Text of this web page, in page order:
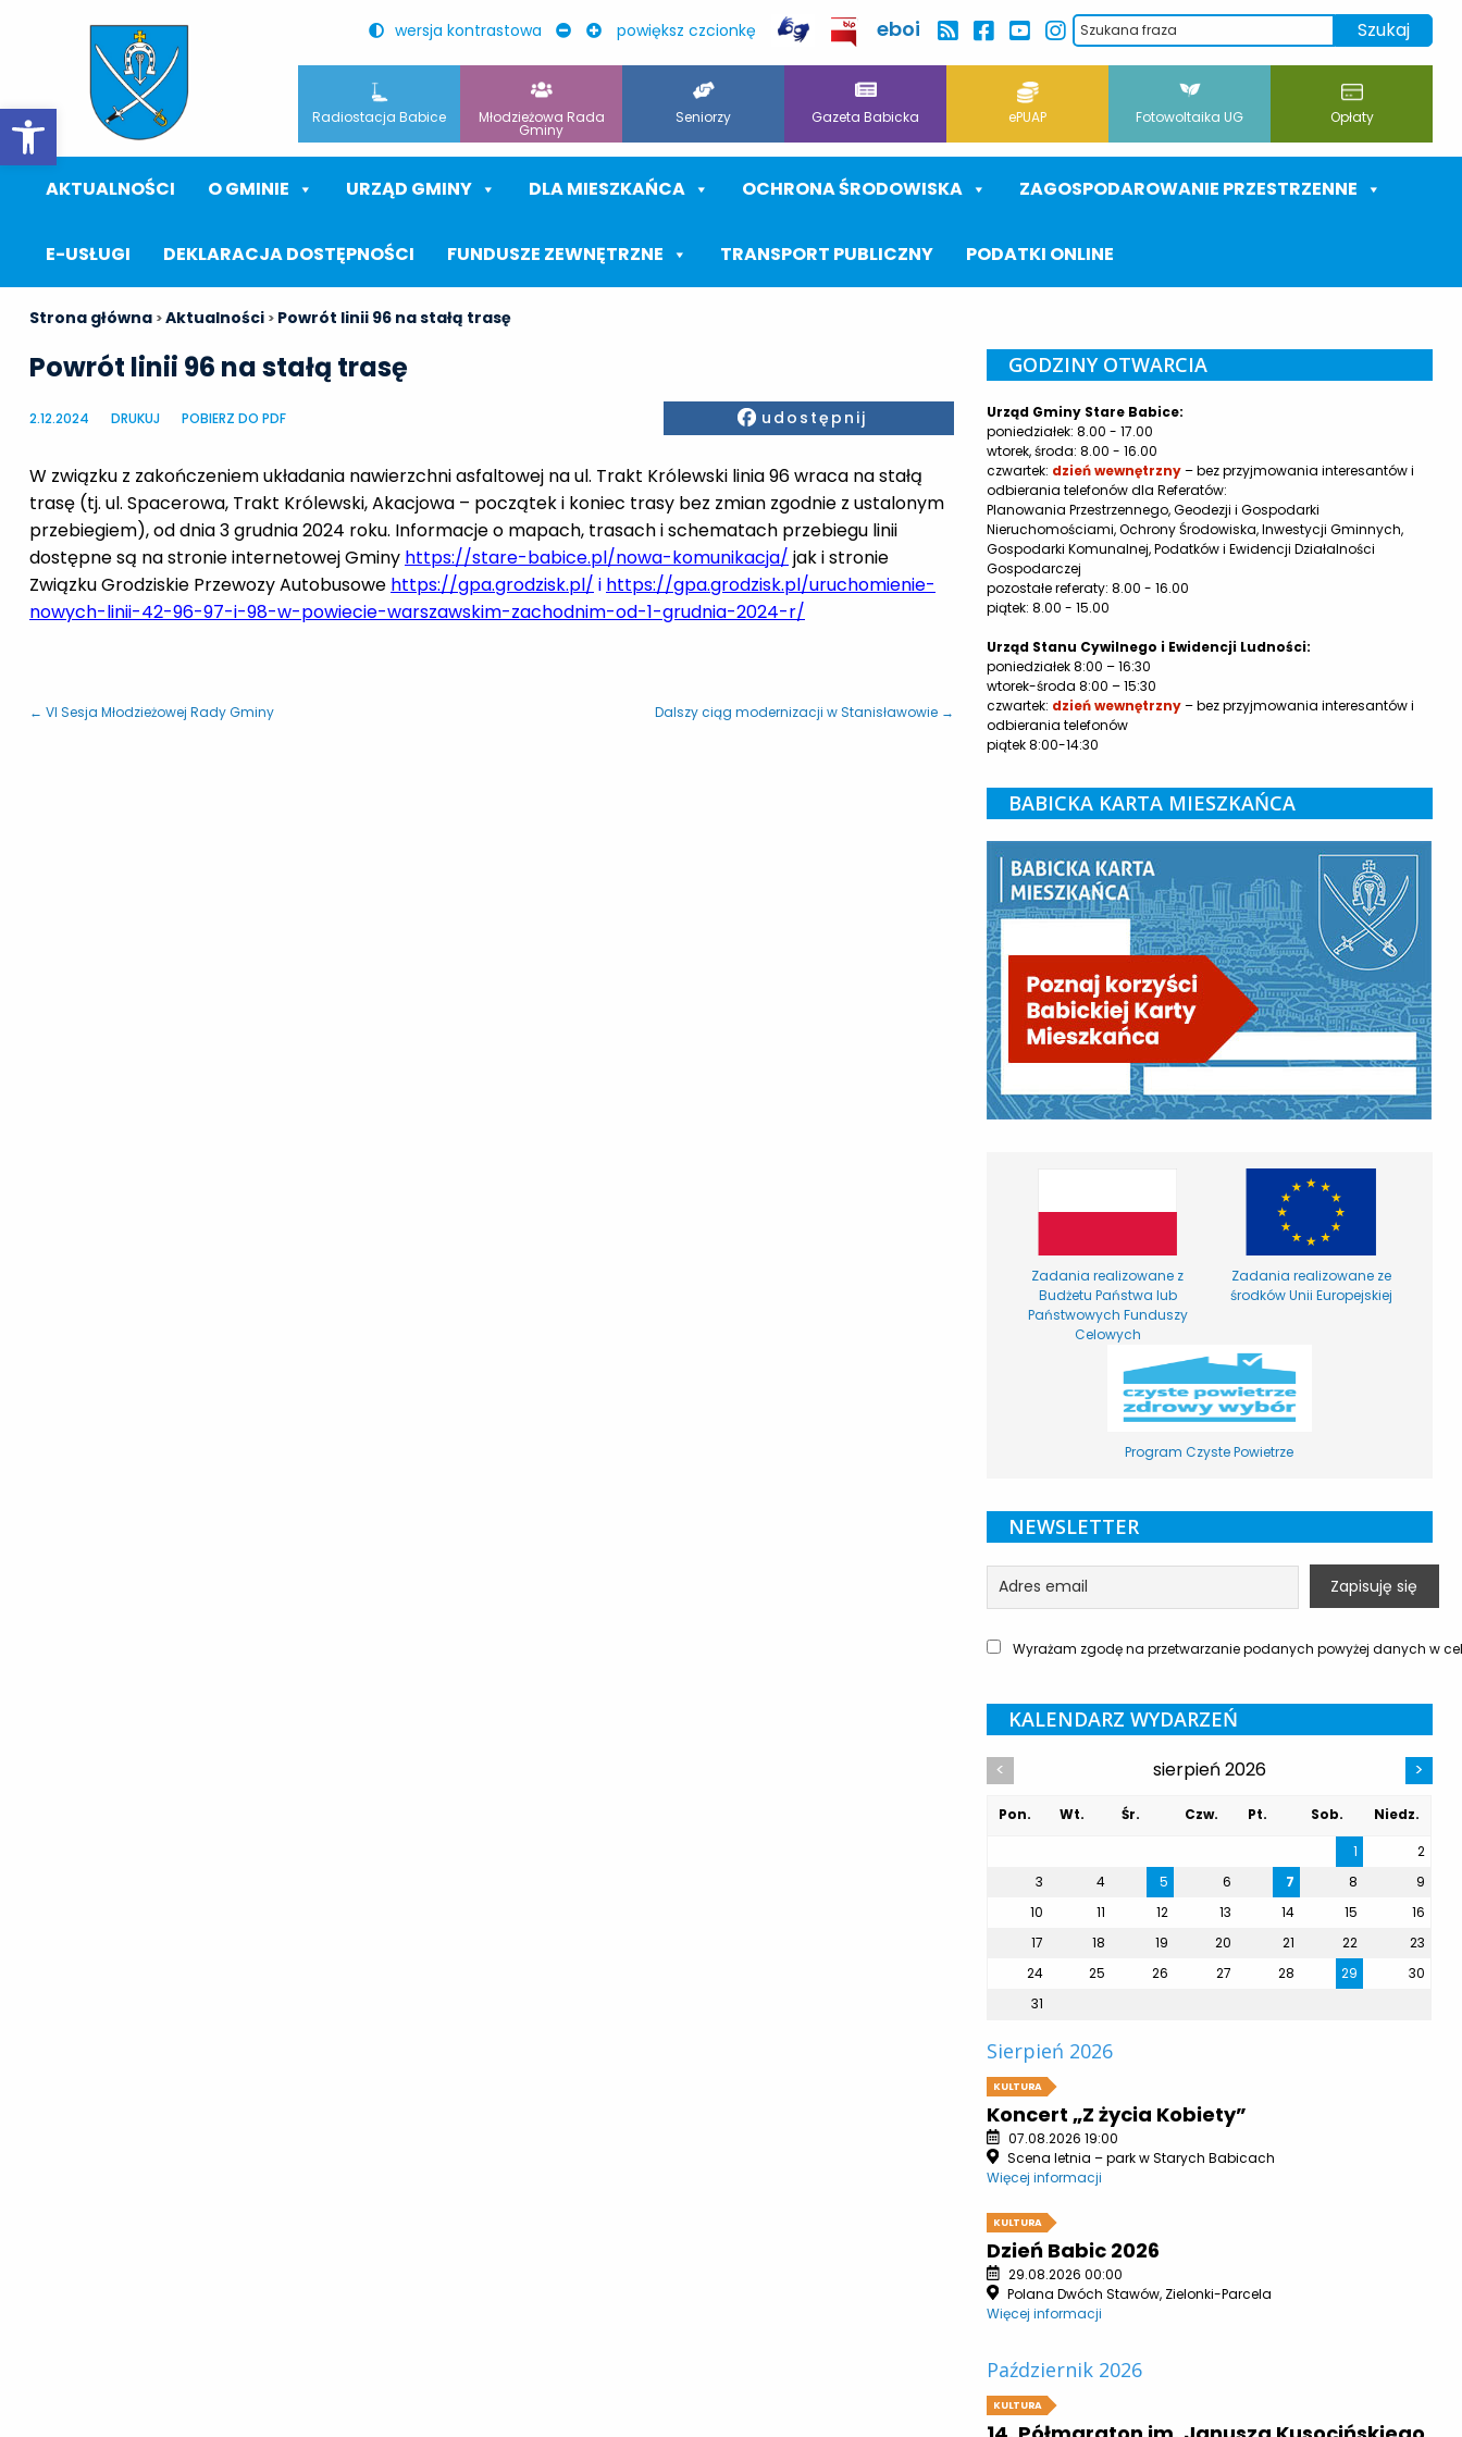
Otwórz pasek narzędzi
wersja kontrastowa powiększ czcionkę eboi
Radiostacja Babice Młodzieżowa Rada
Gminy
Seniorzy Gazeta Babicka ePUAP Fotowoltaika UG Opłaty
AKTUALNOŚCI O GMINIE URZĄD GMINY DLA MIESZKAŃCA OCHRONA ŚRODOWISKA ZAGOSPODAROWANIE PRZESTRZENNE
E-USŁUGI DEKLARACJA DOSTĘPNOŚCI FUNDUSZE ZEWNĘTRZNE TRANSPORT PUBLICZNY PODATKI ONLINE
Strona główna >Aktualności > Powrót linii 96 na stałą trasę
Powrót linii 96 na stałą trasę
2.12.2024 DRUKUJ POBIERZ DO PDF Facebook
udostępnij
W związku z zakończeniem układania nawierzchni asfaltowej na ul. Trakt Królewski linia 96 wraca na stałą
trasę (tj. ul. Spacerowa, Trakt Królewski, Akacjowa – początek i koniec trasy bez zmian zgodnie z ustalonym
przebiegiem), od dnia 3 grudnia 2024 roku. Informacje o mapach, trasach i schematach przebiegu linii
dostępne są na stronie internetowej Gminy https://stare-babice.pl/nowa-komunikacja/ jak i stronie
Związku Grodziskie Przewozy Autobusowe https://gpa.grodzisk.pl/ i https://gpa.grodzisk.pl/uruchomienie-
nowych-linii-42-96-97-i-98-w-powiecie-warszawskim-zachodnim-od-1-grudnia-2024-r/
← VI Sesja Młodzieżowej Rady Gminy Dalszy ciąg modernizacji w Stanisławowie →
GODZINY OTWARCIA
Urząd Gminy Stare Babice:
poniedziałek: 8.00 - 17.00
wtorek, środa: 8.00 - 16.00
czwartek: dzień wewnętrzny– bez przyjmowania interesantów i
odbierania telefonów dla Referatów:
Planowania Przestrzennego, Geodezji i Gospodarki
Nieruchomościami, Ochrony Środowiska, Inwestycji Gminnych,
Gospodarki Komunalnej, Podatków i Ewidencji Działalności
Gospodarczej
pozostałe referaty: 8.00 - 16.00
piątek: 8.00 - 15.00
Urząd Stanu Cywilnego i Ewidencji Ludności:
poniedziałek 8:00 – 16:30
wtorek-środa 8:00 – 15:30
czwartek: dzień wewnętrzny– bez przyjmowania interesantów i
odbierania telefonów
piątek 8:00-14:30
BABICKA KARTA MIESZKAŃCA
Zadania realizowane z
Budżetu Państwa lub
Państwowych Funduszy
Celowych
Zadania realizowane ze
środków Unii Europejskiej
Program Czyste Powietrze
NEWSLETTER
Wyrażam zgodę na przetwarzanie podanych powyżej danych w
KALENDARZ WYDARZEŃ
< sierpień 2026 >
Pon. Wt. Śr. Czw. Pt. Sob.
Niedz.
1
2
3
4 5 6 7 8
9
10
11 12 13 14 15
16
17
18 19 20 21 22
23
24
25 26 27 28 29
30
31
Sierpień 2026
KULTURA
Koncert „Z życia Kobiety”
07.08.2026 19:00
Scena letnia – park w Starych Babicach
Więcej informacji
KULTURA
Dzień Babic 2026
29.08.2026 00:00
Polana Dwóch Stawów, Zielonki-Parcela
Więcej informacji
Październik 2026
KULTURA